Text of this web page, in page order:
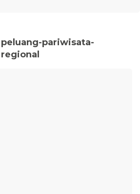
peluang-pariwisata-
regional